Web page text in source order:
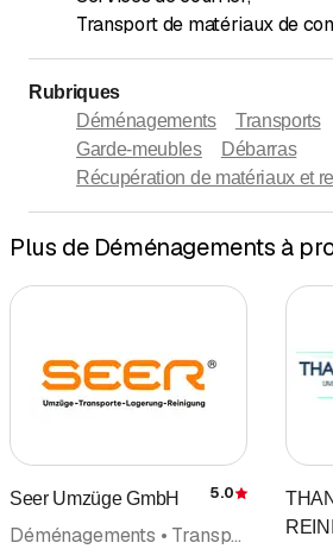
Transport de matériaux de
Rubriques
Déménagements
Transports
Garde-meubles
Débarras
Récupération de matériaux et
Plus de Déménagements à
Seer Umzüge GmbH 5.0
Déménagements • Transports • Garde-meubles • Récupération de matériaux et recyclage • Débarras • Entreprise de Nettoyage • Démantèlement